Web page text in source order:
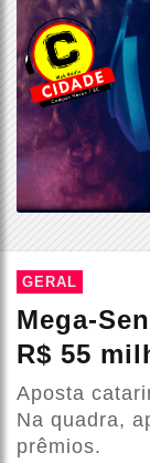
GERAL
Mega-
R$ 55
Aposta
Na quadra,
prêmios.